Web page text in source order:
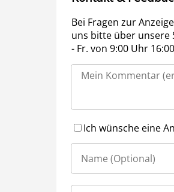
Bei Fragen zur
uns bitte über unsere
- Fr. von 9:00 Uhr
Ich wünsche eine